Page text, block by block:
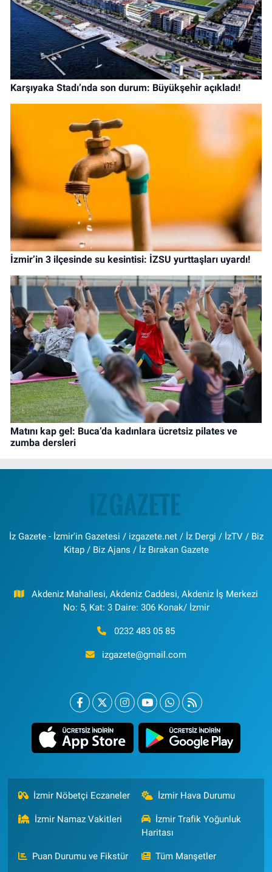
Karşıyaka Stadı’nda son durum: Büyükşehir açıkladı!
İzmir’in 3 ilçesinde su kesintisi: İZSU yurttaşları uyardı!
Matını kap gel: Buca’da kadınlara ücretsiz pilates ve
zumba dersleri
İz Gazete - İzmir'in Gazetesi / izgazete.net / İz Dergi / İzTV / Biz
Kitap / Biz Ajans / İz Bırakan Gazete
Akdeniz Mahallesi, Akdeniz Caddesi, Akdeniz İş Merkezi
No: 5, Kat: 3 Daire: 306 Konak/ İzmir
0232 483 05 85
izgazete@gmail.com
İzmir Nöbetçi Eczaneler İzmir Hava Durumu
İzmir Namaz Vakitleri
İzmir Trafik Yoğunluk
Haritası
Puan Durumu ve Fikstür Tüm Manşetler